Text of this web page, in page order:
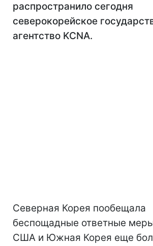
распространило сегодня
северокорейское
агентство KCNA.
Северная Корея пообещала
беспощадные ответные
США и Южная Корея еще